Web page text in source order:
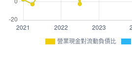
營業現金對流動負債比